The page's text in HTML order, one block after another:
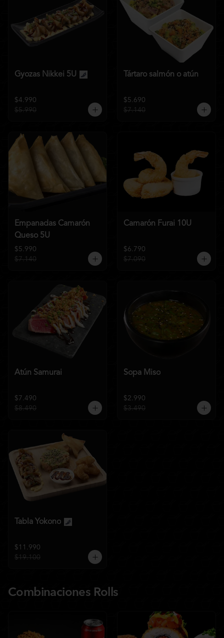
Gyozas Nikkei 5U
$4.990
$5.990
Tártaro salmón o atún
$5.690
$7.140
Empanadas Camarón
Queso 5U
$5.990
$7.140
Camarón Furai 10U
$6.790
$7.090
Atún Samurai
$7.490
$8.490
Sopa Miso
$2.990
$3.490
Tabla Yokono
$11.990
$19.100
Combinaciones Rolls